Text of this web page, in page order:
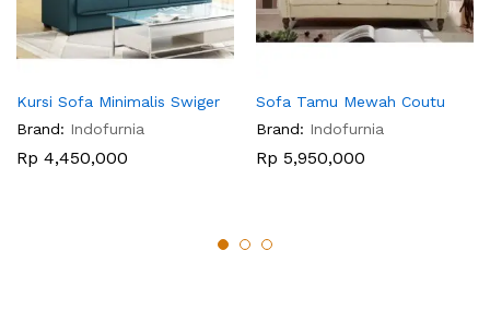
Kursi Sofa Minimalis Swiger
Brand: Indofurnia
Rp 4,450,000
Sofa Tamu Mewah Coutu
Brand: Indofurnia
Rp 5,950,000